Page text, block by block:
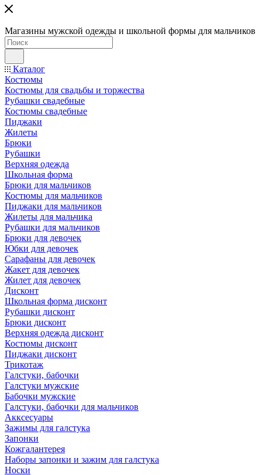
Магазины мужской одежды и школьной формы для мальчиков
Каталог
Костюмы
Костюмы для свадьбы и торжества
Рубашки свадебные
Костюмы свадебные
Пиджаки
Жилеты
Брюки
Рубашки
Верхняя одежда
Школьная форма
Брюки для мальчиков
Костюмы для мальчиков
Пиджаки для мальчиков
Жилеты для мальчика
Рубашки для мальчиков
Брюки для девочек
Юбки для девочек
Сарафаны для девочек
Жакет для девочек
Жилет для девочек
Дисконт
Школьная форма дисконт
Рубашки дисконт
Брюки дисконт
Верхняя одежда дисконт
Костюмы дисконт
Пиджаки дисконт
Трикотаж
Галстуки, бабочки
Галстуки мужские
Бабочки мужские
Галстуки, бабочки для мальчиков
Акксесуары
Зажимы для галстука
Запонки
Кожгалантерея
Наборы запонки и зажим для галстука
Носки